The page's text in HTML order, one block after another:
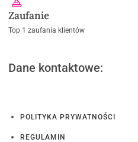
Zaufanie
Top 1 zaufania klientów
Dane kontaktowe:
POLITYKA PRYWATNOŚCI
REGULAMIN